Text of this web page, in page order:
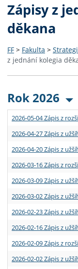
Zápisy z
děkana
FF > Fakulta >
z jednání kolegia
Rok 2026
2026-05-04 Zápis z
2026-04-27 Zápis z
2026-04-20 Zápis z
2026-03-16 Zápis z
2026-03-09 Zápis z
2026-03-02 Zápis z
2026-02-23 Zápis z
2026-02-16 Zápis z
2026-02-09 Zápis z
2026-02-02 Zápis z